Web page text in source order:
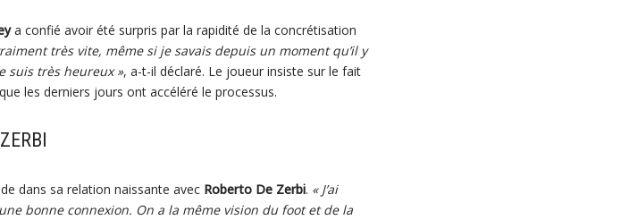
a confié avoir été surpris par la rapidité de la concrétisation
très vite, même si je savais depuis un moment qu’il y
suis très heureux », a-t-il déclaré. Le joueur insiste sur le fait
les derniers jours ont accéléré le processus.
dans sa relation naissante avec Roberto De Zerbi. « J’ai
bonne connexion. On a la même vision du foot et de la